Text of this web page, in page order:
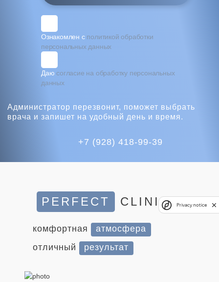
Ознакомлен с политикой обработки
персональных данных
Даю согласие на обработку персональных
данных
Администратор перезвонит, поможет выбрать
врача и запишет на удобный день и время.
+7 (928) 418-99-39
PERFECT CLINIC
комфортная
атмосфера
отличный
результат
Privacy notice